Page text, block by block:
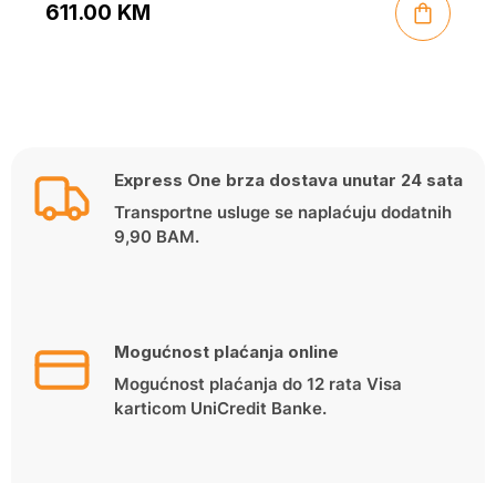
611.00 KM
Express One brza dostava unutar 24 sata
Transportne usluge se naplaćuju dodatnih
9,90 BAM.
Mogućnost plaćanja online
Mogućnost plaćanja do 12 rata Visa
karticom UniCredit Banke.